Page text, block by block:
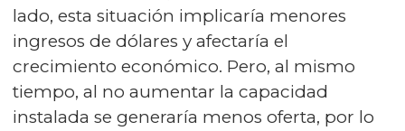
lado, esta situación implicaría menores
ingresos de dólares y afectaría el
crecimiento económico. Pero, al mismo
tiempo, al no aumentar la capacidad
instalada se generaría menos oferta, por lo